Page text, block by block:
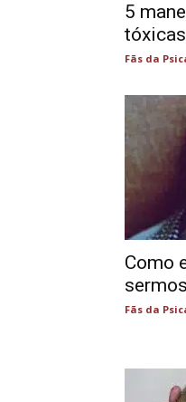
5
Fãs da
Como
Fãs da